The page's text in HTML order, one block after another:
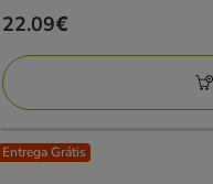
Preço
22.09€
22.09€
Entrega Grátis